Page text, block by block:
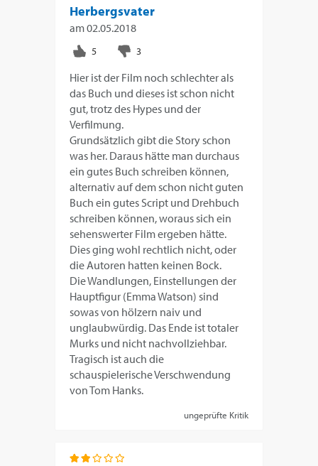
Herbergsvater
am02.05.2018
Hier ist der Film noch schlechter als
das Buch und dieses ist schon nicht
gut, trotz des Hypes und der
Verfilmung.
Grundsätzlich gibt die Story schon
was her. Daraus hätte man durchaus
ein gutes Buch schreiben können,
alternativ auf dem schon nicht guten
Buch ein gutes Script und Drehbuch
schreiben können, woraus sich ein
sehenswerter Film ergeben hätte.
Dies ging wohl rechtlich nicht, oder
die Autoren hatten keinen Bock.
Die Wandlungen, Einstellungen der
Hauptfigur (Emma Watson) sind
sowas von hölzern naiv und
unglaubwürdig. Das Ende ist totaler
Murks und nicht nachvollziehbar.
Tragisch ist auch die
schauspielerische Verschwendung
von Tom Hanks.
ungeprüfte Kritik